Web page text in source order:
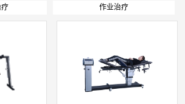
作业治疗